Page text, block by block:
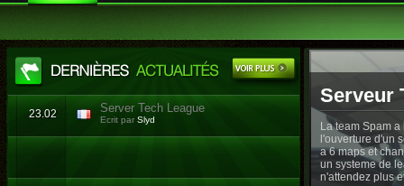
23.02 Server Tech League
Ecrit par Slyd
Serveur
La team Spam
l'ouverture d'un
a 6 maps et
un systeme de
n'attendez plus